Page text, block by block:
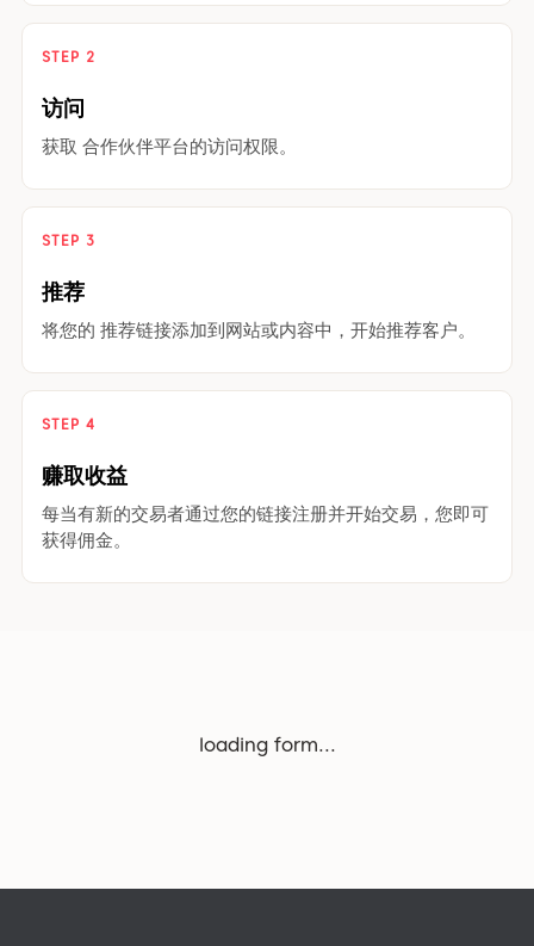
STEP 2
访问
获取 合作伙伴平台的访问权限。
STEP 3
推荐
将您的 推荐链接添加到网站或内容中，开始推荐客户。
STEP 4
赚取收益
每当有新的交易者通过您的链接注册并开始交易，您即可
获得佣金。
loading form...